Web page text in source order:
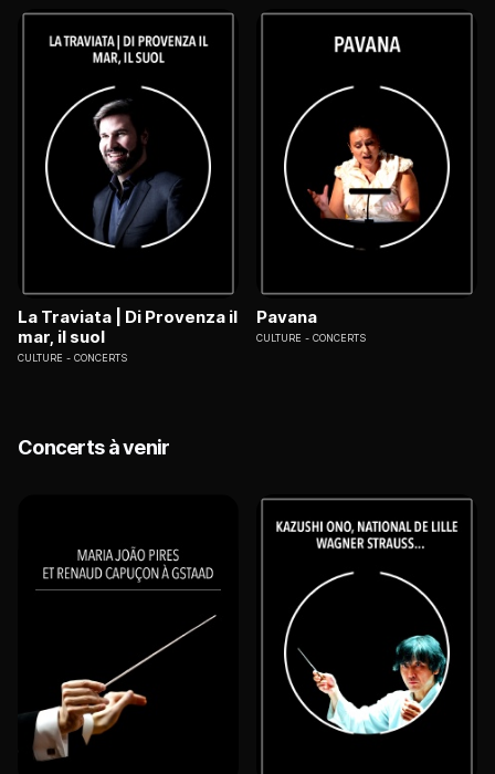
La Traviata | Di Provenza il
mar, il suol
CULTURE CONCERTS
Pavana
CULTURE CONCERTS
Concerts à venir